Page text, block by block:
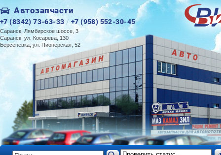
Автозапчасти
+7 (8342) 73-63-33 /+7 (958) 552-30-45
Саранск, Лямбирское шоссе, 3
Саранск, ул. Косарева, 130
Берсеневка, ул. Пионерская, 52